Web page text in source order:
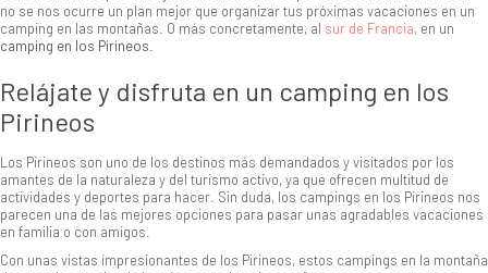
no se nos ocurre un plan mejor que organizar tus próximas vacaciones en un
camping en las montañas. O más concretamente, al sur de Francia, en un
camping en los Pirineos
Relájate y disfruta en un camping en los
Pirineos
Los Pirineos son uno de los destinos más demandados y visitados por los
amantes de la naturaleza y del turismo activo, ya que ofrecen multitud de
actividades y deportes para hacer. Sin duda, los campings en los Pirineos nos
parecen una de las mejores opciones para pasar unas agradables vacaciones
en familia o con amigos.
Con unas vistas impresionantes de los Pirineos, estos campings en la montaña